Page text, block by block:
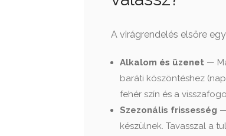
A virágrendelés elsőre
Alkalom és üzenet —
baráti köszöntéshez
fehér szín és a
Szezonális frissesség
készülnek. Tavasszal a